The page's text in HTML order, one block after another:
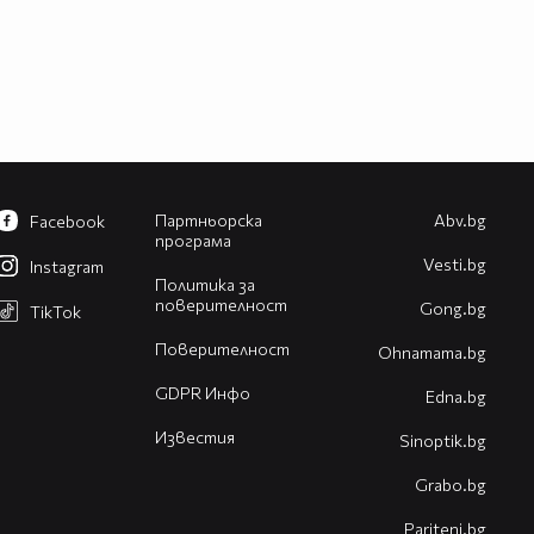
Партньорска
програма
Политика за
поверителност
Поверителност
GDPR Инфо
Известия
Facebook
Instagram
TikTok
Abv.bg
Vesti.bg
Gong.bg
Оhnamama.bg
Edna.bg
Sinoptik.bg
Grabo.bg
Pariteni.bg